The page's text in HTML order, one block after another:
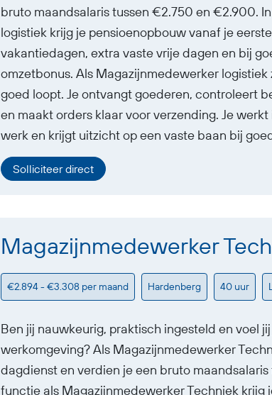
bruto maandsalaris tussen €2.750 en €2.900.
logistiek krijg je pensioenopbouw vanaf je
vakantiedagen, extra vaste vrije dagen en bij
omzetbonus. Als Magazijnmedewerker
goed loopt. Je ontvangt goederen, controleert
en maakt orders klaar voor verzending. Je
werk en krijgt uitzicht op een vaste baan bij
Solliciteer direct
Magazijnmedewerker
€2.894 - €3.308 per maand Hardenberg 40 uur
Ben jij nauwkeurig, praktisch ingesteld en voel
werkomgeving? Als Magazijnmedewerker
dagdienst en verdien je een bruto
functie als Magazijnmedewerker Techniek krijg